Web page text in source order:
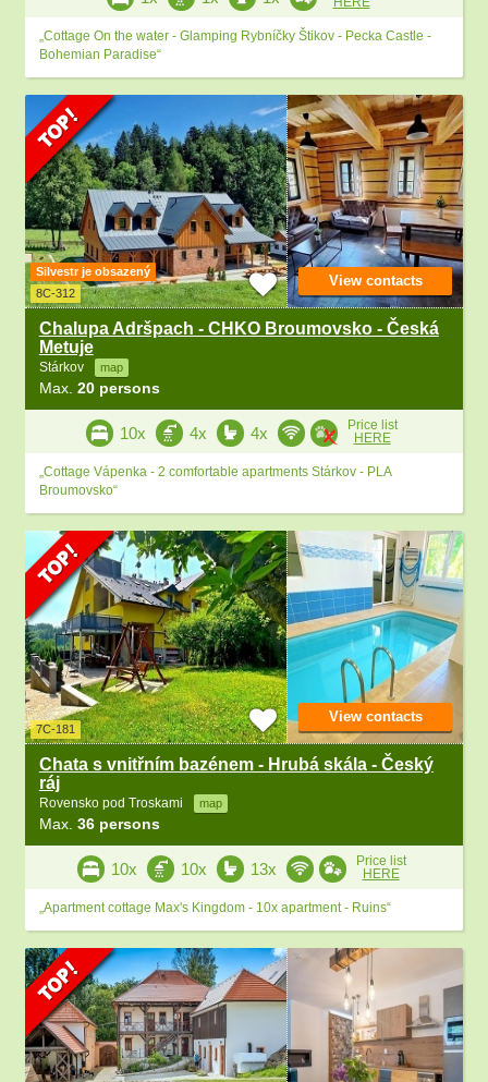
„Cottage On the water - Glamping Rybníčky Štikov - Pecka Castle -
Bohemian Paradise“
Silvestr je obsazený
8C-312
Chalupa Adršpach - CHKO Broumovsko - Česká
Metuje
Stárkov map
Max. 20 persons
View contacts
10x 4x 4x
Price list
HERE
„Cottage Vápenka - 2 comfortable apartments Stárkov - PLA
Broumovsko“
7C-181
Chata s vnitřním bazénem - Hrubá skála - Český
ráj
Rovensko pod Troskami map
Max. 36 persons
View contacts
10x 10x 13x
Price list
HERE
„Apartment cottage Max's Kingdom - 10x apartment - Ruins“